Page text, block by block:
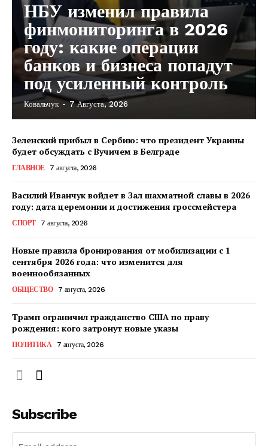
НБУ изменил правила
финмониторинга в 2026
году: какие операции
банков и бизнеса попадут
под усиленный контроль
Ковальчук - 7 Августа, 2026
Зеленский прибыл в Сербию: что президент Украины
будет обсуждать с Вучичем в Белграде
ГЛАВНОЕ 7 августа, 2026
Василий Иванчук войдет в Зал шахматной славы в 2026
году: дата церемонии и достижения гроссмейстера
СПОРТ 7 августа, 2026
Новые правила бронирования от мобилизации с 1
сентября 2026 года: что изменится для
военнообязанных
ОБЩЕСТВО 7 августа, 2026
Трамп ограничил гражданство США по праву
рождения: кого затронут новые указы
ПОЛИТИКА 7 августа, 2026
Subscribe